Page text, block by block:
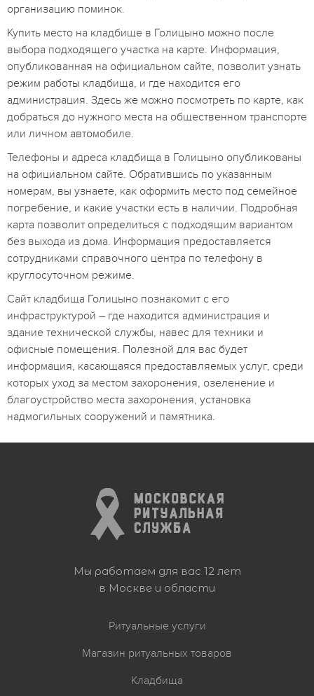
организацию поминок.
Купить место на кладбище в Голицыно можно после
выбора подходящего участка на карте. Информация,
опубликованная на официальном сайте, позволит узнать
режим работы кладбища, и где находится его
администрация. Здесь же можно посмотреть по карте, как
добраться до нужного места на общественном транспорте
или личном автомобиле.
Телефоны и адреса кладбища в Голицыно опубликованы
на официальном сайте. Обратившись по указанным
номерам, вы узнаете, как оформить место под семейное
погребение, и какие участки есть в наличии. Подробная
карта позволит определиться с подходящим вариантом
без выхода из дома. Информация предоставляется
сотрудниками справочного центра по телефону в
круглосуточном режиме.
Сайт кладбища Голицыно познакомит с его
инфраструктурой – где находится администрация и
здание технической службы, навес для техники и
офисные помещения. Полезной для вас будет
информация, касающаяся предоставляемых услуг, среди
которых уход за местом захоронения, озеленение и
благоустройство места захоронения, установка
надмогильных сооружений и памятника.
Мы работаем для вас 12 лет
в Москве и области
Ритуальные услуги
Магазин ритуальных товаров
Кладбища